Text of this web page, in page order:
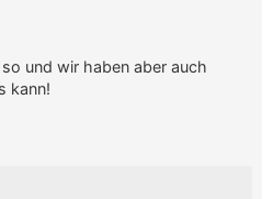
und wir haben aber auch
kann!